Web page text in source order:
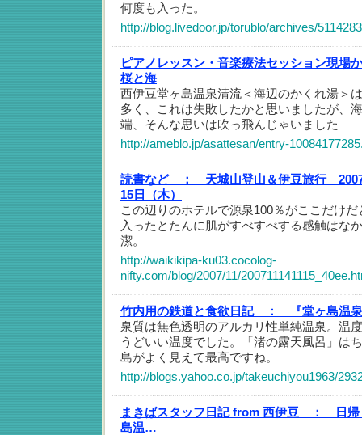
何度も入った。
http://blog.livedoor.jp/torublo/archives/
ピアノレッスン・音楽療法セッション現場
桜と海
西伊豆堂ヶ島温泉清流＜海辺のかくれ湯＞
多く、これは失敗したかと思いましたが、
端、そんな思いは吹っ飛んじゃいました
http://ameblo.jp/asattesan/entry-
読書など ：
天城山登山＆伊豆旅行
15日（木）
この辺りのホテルで源泉100％がここだけ
入ったとたんに肌がすべすべする感触はな
潔。
http://waikikipa-ku03.cocolog-
nifty.com/blog/2007/11/
竹内用の鉄道と食欲日記 ：
『堂ヶ島温
泉質は無色透明のアルカリ性単純温泉。温
うどいい温度でした。「渚の露天風呂」は
島がよく見えて最高ですね。
http://blogs.yahoo.co.jp/takeuchiyou1963/
まきばスタッフ日記 from 西伊豆 ：
日
島温…